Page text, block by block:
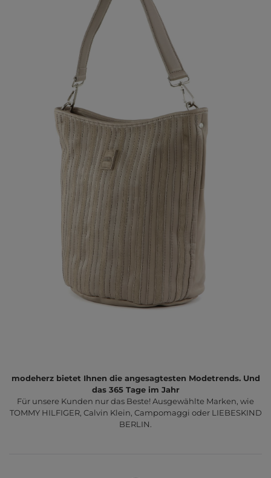
modeherz bietet Ihnen die angesagtesten Modetrends. Und
das 365 Tage im Jahr
Für unsere Kunden nur das Beste! Ausgewählte Marken, wie
TOMMY HILFIGER, Calvin Klein, Campomaggi oder LIEBESKIND
BERLIN.